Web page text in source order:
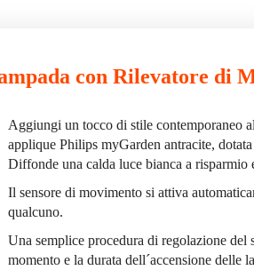
con Rilevatore di
Aggiungi un tocco di stile contemporaneo
applique Philips myGarden antracite,
Diffonde una calda luce bianca a risparmio
Il sensore di movimento si attiva
qualcuno.
Una semplice procedura di regolazione del
momento e la durata dell´accensione delle